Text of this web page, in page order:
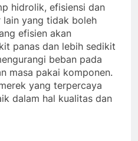
hidrolik, efisiensi dan
lain yang tidak boleh
efisien akan
panas dan lebih sedikit
beban pada
masa pakai komponen.
yang terpercaya
dalam hal kualitas dan